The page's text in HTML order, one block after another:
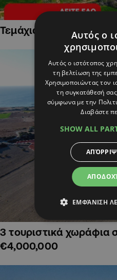
Τεμάχια Γης σε
3 τουριστικά χωράφια
€4,000,000
Αυτός ο
Αυτός ο ιστότοπος
τη βελτίωση της
Χρησιμοποιώντας τον
τη συγκατάθεσή
σύμφωνα με την
Διαβάστε
SHOW ALL
ΕΜΦΆΝΙΣΗ